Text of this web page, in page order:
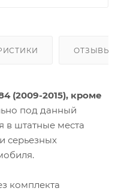
ОТЗЫВЫ
(2009-2015), кроме
под данный
в штатные места
серьезных
комплекта